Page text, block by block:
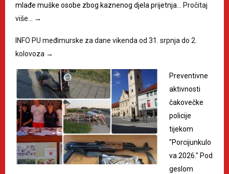
mlađe muške osobe zbog kaznenog djela prijetnja…
Pročitaj
više…
→
INFO PU međimurske za dane vikenda od 31. srpnja do 2.
kolovoza →
Preventivne
aktivnosti
čakovečke
policije
tijekom
"Porcijunkulo
va 2026." Pod
geslom